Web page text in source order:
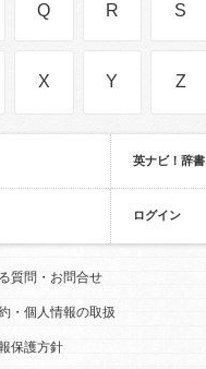
Q R S
X Y Z
英ナビ！辞書
ログイン
質問・お問合せ
・個人情報の取扱
保護方針